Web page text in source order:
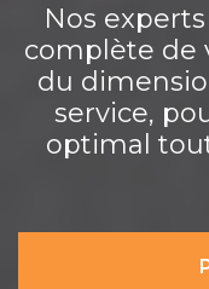
Nos
complète de
du
service,
optimal